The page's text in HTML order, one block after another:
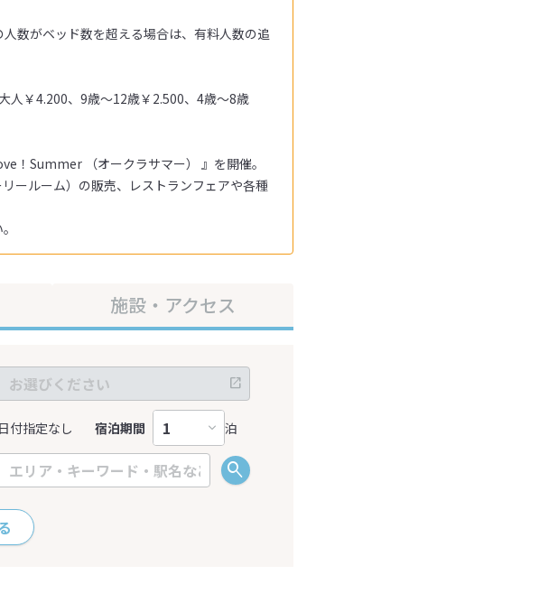
数がベッド数を超える場合は、有料人数の追
￥4.200、9歳～12歳￥2.500、4歳～8歳
！Summer （オークラサマー） 』を開催。
ールーム）の販売、レストランフェアや各種
施設・アクセス
日付指定なし 宿泊期間
泊